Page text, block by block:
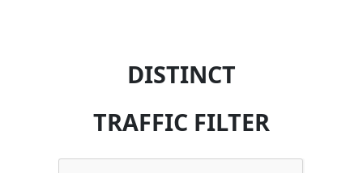
DISTINCT
TRAFFIC FILTER